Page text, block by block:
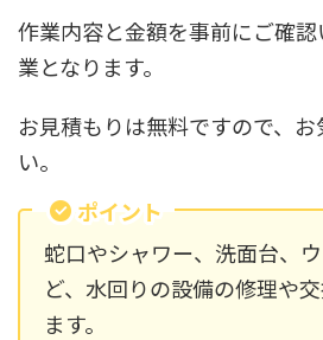
作業内容と金額を事前にご確
業となります。
お見積もりは無料ですので、
い。
ポイント
蛇口やシャワー、洗面台、
ど、水回りの設備の修理や
ます。